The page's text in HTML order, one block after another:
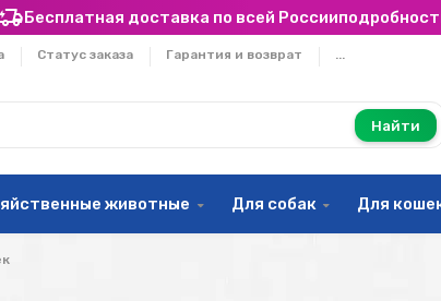
Бесплатная доставка по всей России
Статус заказа Гарантия и возврат ...
Найти
животные Для собак Для